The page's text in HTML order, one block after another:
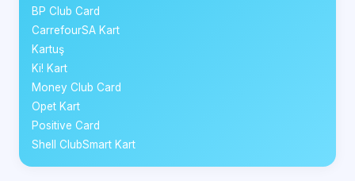
BP Club Card
CarrefourSA Kart
Kartuş
Ki! Kart
Money Club Card
Opet Kart
Positive Card
Shell ClubSmart Kart